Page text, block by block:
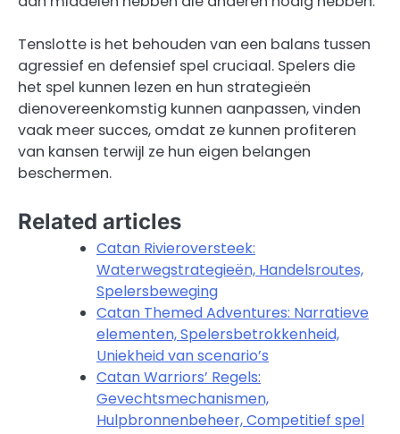
Tenslotte is het behouden van een balans tussen
agressief en defensief spel cruciaal. Spelers die
het spel kunnen lezen en hun strategieën
dienovereenkomstig kunnen aanpassen, vinden
vaak meer succes, omdat ze kunnen profiteren
van kansen terwijl ze hun eigen belangen
beschermen.
Related articles
Catan Rivieroversteek:
Waterwegstrategieën, Handelsroutes,
Spelersbeweging
Catan Themed Adventures: Narratieve
elementen, Spelersbetrokkenheid,
Uniekheid van scenario’s
Catan Warriors’ Regels:
Gevechtsmechanismen,
Hulpbronnenbeheer, Competitief spel